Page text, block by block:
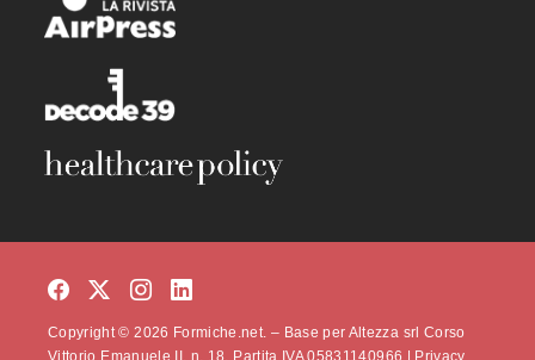
Copyright © 2026 Formiche.net. – Base per Altezza srl Corso
Vittorio Emanuele II, n. 18, Partita IVA 05831140966 | Privacy